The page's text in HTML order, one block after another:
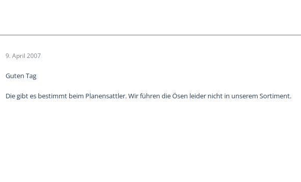
9. April 2007
Guten Tag
Die gibt es bestimmt beim Planensattler. Wir führen die Ösen leider nicht in unserem Sortiment.